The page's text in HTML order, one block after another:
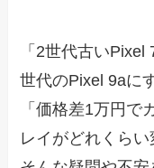
「2世代古い
世代のPixel 9aに
「価格差1万円で
レイがどれくらい